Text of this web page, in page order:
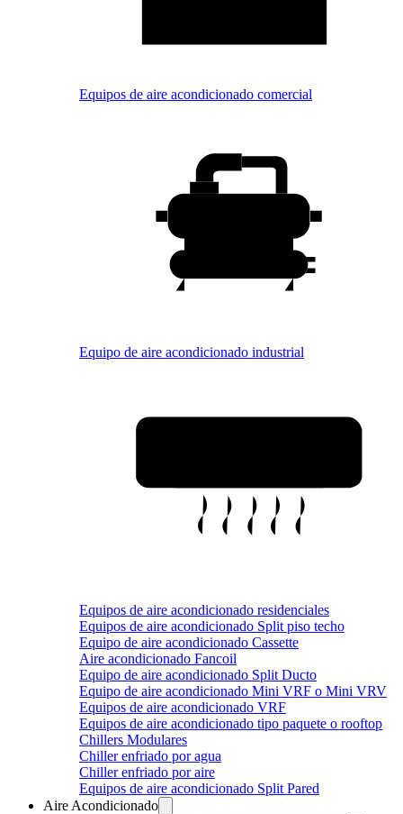
Equipos de aire acondicionado comercial
Equipo de aire acondicionado industrial
Equipos de aire acondicionado residenciales
Equipos de aire acondicionado Split piso techo
Equipo de aire acondicionado Cassette
Aire acondicionado Fancoil
Equipo de aire acondicionado Split Ducto
Equipo de aire acondicionado Mini VRF o Mini VRV
Equipos de aire acondicionado VRF
Equipos de aire acondicionado tipo paquete o rooftop
Chillers Modulares
Chiller enfriado por agua
Chiller enfriado por aire
Equipos de aire acondicionado Split Pared
Aire Acondicionado